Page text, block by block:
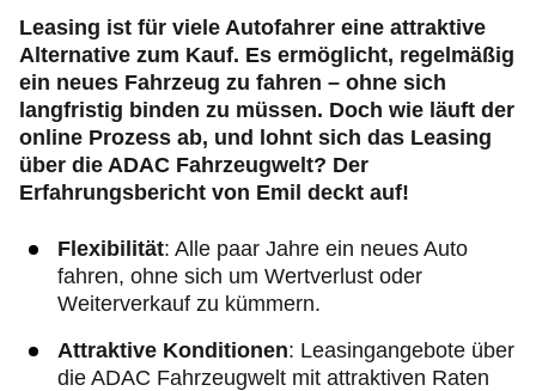
Leasing ist für viele Autofahrer eine attraktive
Alternative zum Kauf. Es ermöglicht, regelmäßig
ein neues Fahrzeug zu fahren – ohne sich
langfristig binden zu müssen. Doch wie läuft der
online Prozess ab, und lohnt sich das Leasing
über die ADAC Fahrzeugwelt? Der
Erfahrungsbericht von Emil deckt auf!
Flexibilität: Alle paar Jahre ein neues Auto
fahren, ohne sich um Wertverlust oder
Weiterverkauf zu kümmern.
Attraktive Konditionen: Leasingangebote über
die ADAC Fahrzeugwelt mit attraktiven Raten